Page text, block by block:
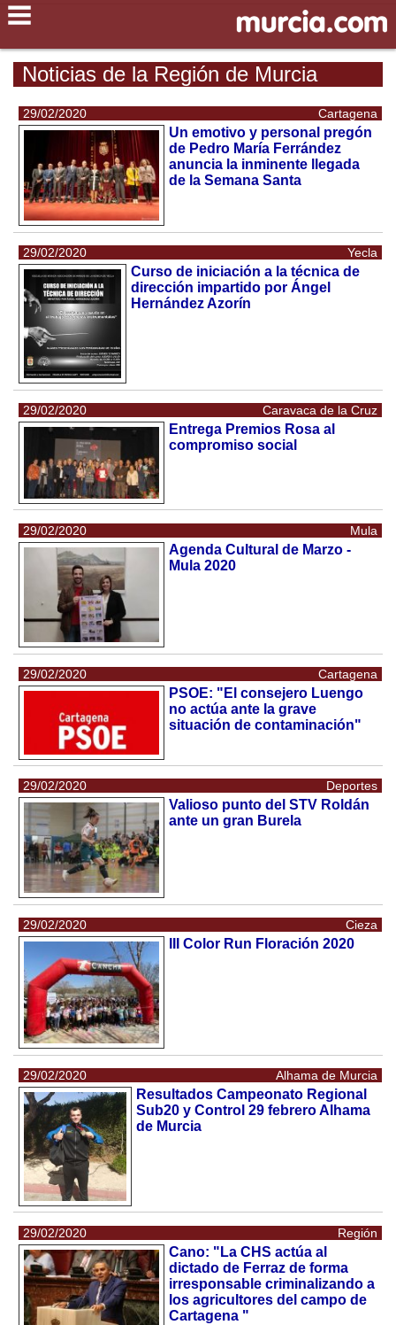
Noticias de la Región de Murcia
29/02/2020 Cartagena
Un emotivo y personal pregón
de Pedro María Ferrández
anuncia la inminente llegada
de la Semana Santa
29/02/2020 Yecla
Curso de iniciación a la técnica de
dirección impartido por Ángel
Hernández Azorín
29/02/2020 Caravaca de la Cruz
Entrega Premios Rosa al
compromiso social
29/02/2020 Mula
Agenda Cultural de Marzo -
Mula 2020
29/02/2020 Cartagena
PSOE: "El consejero Luengo
no actúa ante la grave
situación de contaminación"
29/02/2020 Deportes
Valioso punto del STV Roldán
ante un gran Burela
29/02/2020 Cieza
III Color Run Floración 2020
29/02/2020 Alhama de Murcia
Resultados Campeonato Regional
Sub20 y Control 29 febrero Alhama
de Murcia
29/02/2020 Región
Cano: "La CHS actúa al
dictado de Ferraz de forma
irresponsable criminalizando a
los agricultores del campo de
Cartagena "